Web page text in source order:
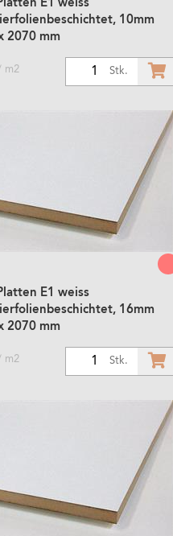
E1 weiss
10mm
2070 mm
Stk.
m2
E1 weiss
16mm
2070 mm
Stk.
m2